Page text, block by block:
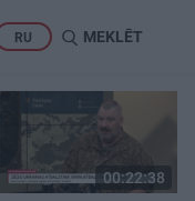
RU MEKLĒT
00:22:38